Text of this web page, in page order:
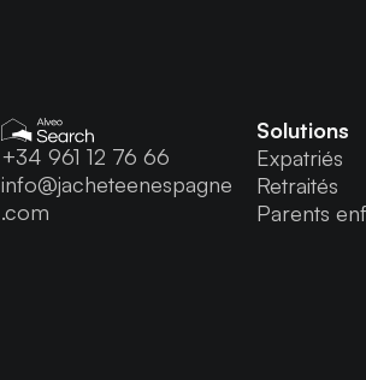
+34 961 12 76 66
info@jacheteenespagne
.com
Solutions
Expatriés
Retraités
Parents